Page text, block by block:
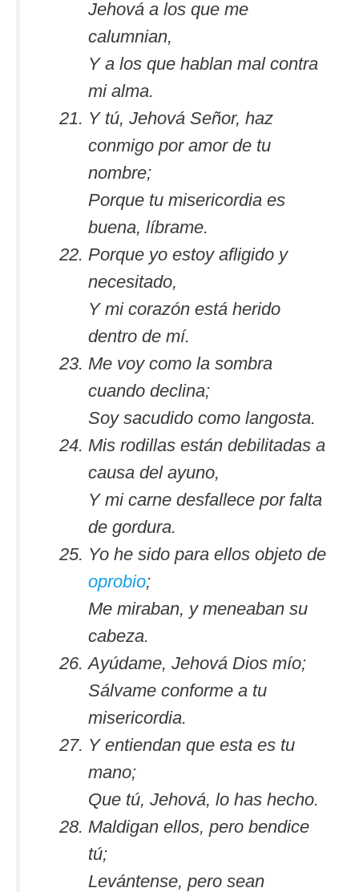
Jehová a los que me
calumnian,
Y a los que hablan mal contra
mi alma.
Y tú, Jehová Señor, haz
conmigo por amor de tu
nombre;
Porque tu misericordia es
buena, líbrame.
Porque yo estoy afligido y
necesitado,
Y mi corazón está herido
dentro de mí.
Me voy como la sombra
cuando declina;
Soy sacudido como langosta.
Mis rodillas están debilitadas a
causa del ayuno,
Y mi carne desfallece por falta
de gordura.
Yo he sido para ellos objeto de
oprobio;
Me miraban, y meneaban su
cabeza.
Ayúdame, Jehová Dios mío;
Sálvame conforme a tu
misericordia.
Y entiendan que esta es tu
mano;
Que tú, Jehová, lo has hecho.
Maldigan ellos, pero bendice
tú;
Levántense, pero sean